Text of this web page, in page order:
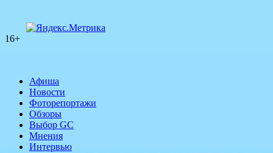
16+
Афиша
Новости
Фоторепортажи
Обзоры
Выбор GC
Мнения
Интервью